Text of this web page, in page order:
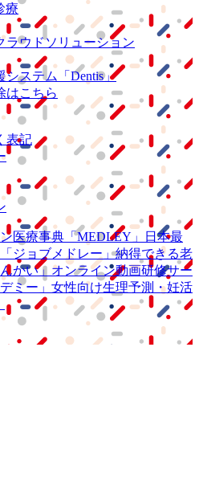
療
ラウドソリューション
システム
「Dentis」
はこちら
表記
医療事典 「MEDLEY」
日本最
「ジョブメドレー」納得できる老
んかい」 オンライン動画研修サー
ミー」 女性向け生理予測・妊活